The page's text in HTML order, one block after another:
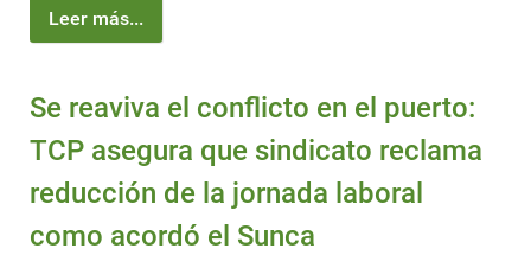
Leer más...
Se reaviva el conflicto en el puerto:
TCP asegura que sindicato reclama
reducción de la jornada laboral
como acordó el Sunca